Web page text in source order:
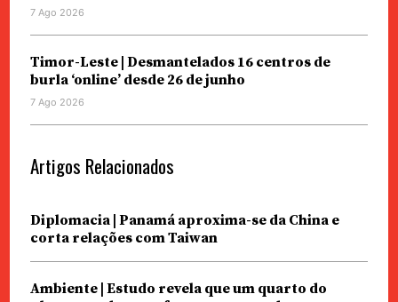
7 Ago 2026
Timor-Leste | Desmantelados 16 centros de
burla ‘online’ desde 26 de junho
7 Ago 2026
Artigos Relacionados
Diplomacia | Panamá aproxima-se da China e
corta relações com Taiwan
Ambiente | Estudo revela que um quarto do